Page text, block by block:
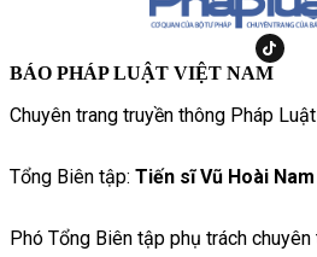
BÁO PHÁP LUẬT VIỆT NAM
Chuyên trang truyền thông Pháp
Tổng Biên tập: Tiến sĩ Vũ Hoài Nam
Phó Tổng Biên tập phụ trách chuyên